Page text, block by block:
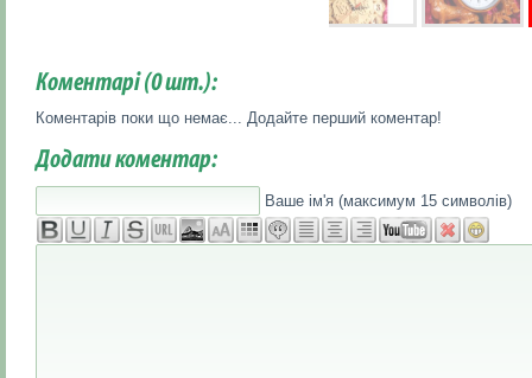
Коментарі (0шт.):
Коментарів поки що немає... Додайте перший коментар!
Додати коментар:
Ваше ім'я (максимум 15 символів)